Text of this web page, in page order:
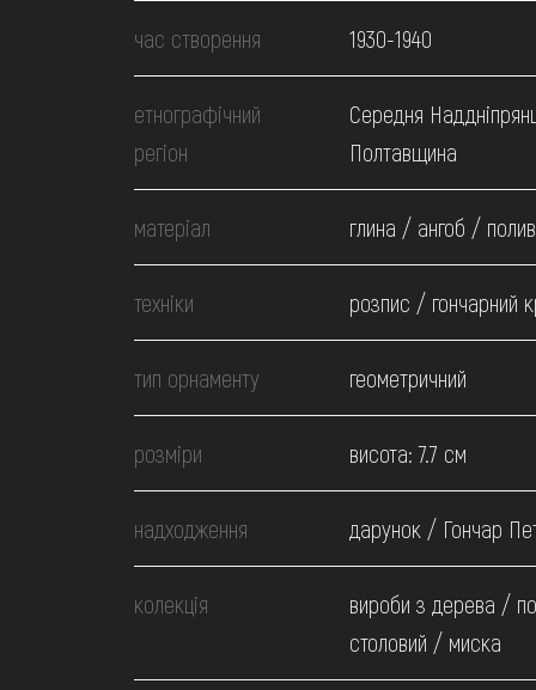
ВІДВІДАТИ
НАВЧИТИСЯ
ПОСЛУГИ
час створення 1930-1940
етнографічний
регіон
Середня
Полтавщина
матеріал глина / ангоб /
техніки розпис / гончарний
тип орнаменту геометричний
розміри висота: 7.7 см
надходження дарунок / Гончар
колекція
вироби з дерева /
столовий / миска